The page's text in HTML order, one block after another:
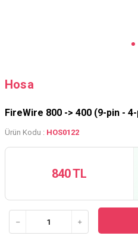
Hosa
FireWire 800 -> 400 (9-pin -
Ürün Kodu : HOS0122
840 TL